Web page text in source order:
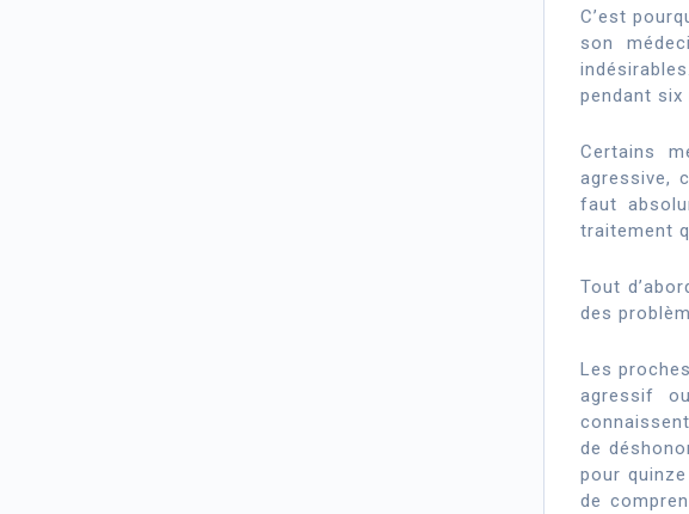
C’est
son
pendant
Certains
agressive,
faut
traitement
Tout
des
Les
agressif
de
pour
de